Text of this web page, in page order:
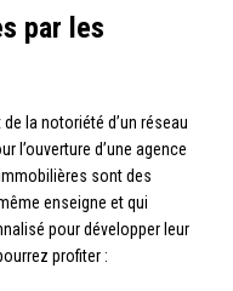
par les
la notoriété d’un réseau
l’ouverture d’une agence
sont des
enseigne et qui
pour développer leur
profiter :